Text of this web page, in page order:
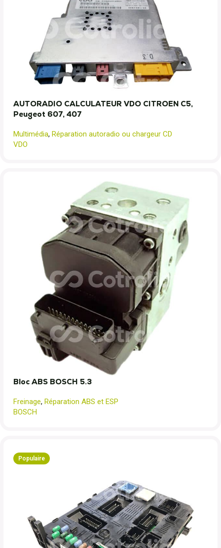
AUTORADIO CALCULATEUR VDO CITROEN C5,
Peugeot 607, 407
Multimédia, Réparation autoradio ou chargeur CD
VDO
Bloc ABS BOSCH 5.3
Freinage, Réparation ABS et ESP
BOSCH
Populaire